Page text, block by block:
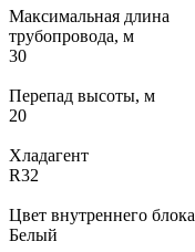
Максимальная длина
трубопровода, м
30
Перепад высоты, м
20
Хладагент
R32
Цвет внутреннего блока
Белый